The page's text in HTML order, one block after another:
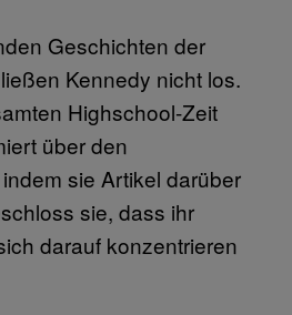
Geschichten der
Kennedy nicht los.
Highschool-Zeit
über den
sie Artikel darüber
sie, dass ihr
darauf konzentrieren